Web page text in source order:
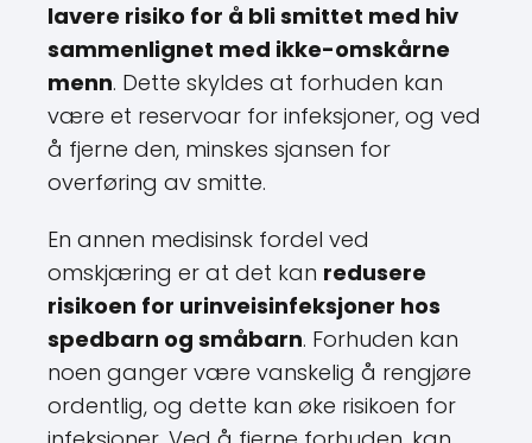
lavere risiko for å bli smittet med hiv
sammenlignet med ikke-omskårne
menn. Dette skyldes at forhuden kan
være et reservoar for infeksjoner, og ved
å fjerne den, minskes sjansen for
overføring av smitte.
En annen medisinsk fordel ved
omskjæring er at det kan redusere
risikoen for urinveisinfeksjoner hos
spedbarn og småbarn. Forhuden kan
noen ganger være vanskelig å rengjøre
ordentlig, og dette kan øke risikoen for